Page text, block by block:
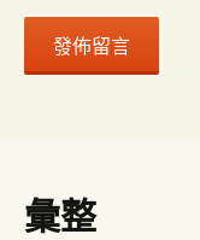
彙整